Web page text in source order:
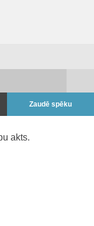
Zaudē spēku
akts.